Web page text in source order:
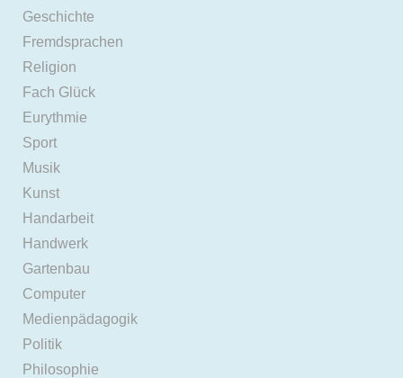
Geschichte
Fremdsprachen
Religion
Fach Glück
Eurythmie
Sport
Musik
Kunst
Handarbeit
Handwerk
Gartenbau
Computer
Medienpädagogik
Politik
Philosophie